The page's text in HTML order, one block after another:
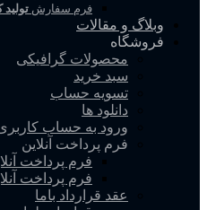
فرم سفارش
وبلاگ و مقالات
فروشگاه
محصولات گرافیکی
سبد خرید
تسویه حساب
دانلود ها
ورود به حساب
فرم پرداخت آنلاین
فرم پرداخت
فرم پرداخت
عقد قرارداد باما